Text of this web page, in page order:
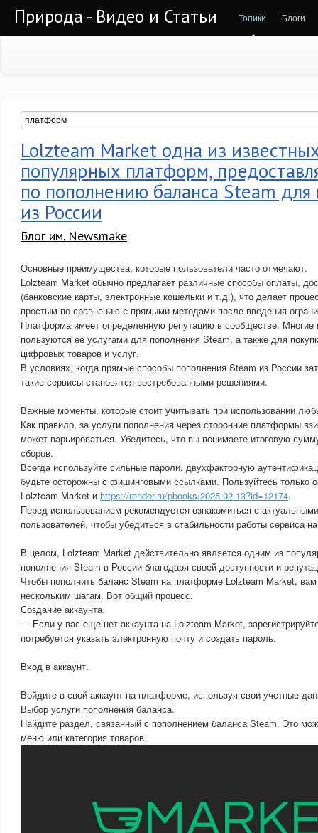
Природа - Видео и Статьи Топики Блоги
Lolzteam Market одна из
популярных платформ,
по пополнению баланса Steam для
из России
Блог им. Newsmake
Основные преимущества, которые пользователи часто отмечают.
Lolzteam Market обычно предлагает различные способы оплаты,
(банковские карты, электронные кошельки и т.д.), что делает
простым по сравнению с прямыми методами после введения
Платформа имеет определенную репутацию в сообществе. Многие
пользуются ее услугами для пополнения Steam, а также для
цифровых товаров и услуг.
В условиях, когда прямые способы пополнения Steam из России
такие сервисы становятся востребованными решениями.
Важные моменты, которые стоит учитывать при использовании
Как правило, за услуги пополнения через сторонние платформы
может варьироваться. Убедитесь, что вы понимаете итоговую
сборов.
Всегда используйте сильные пароли, двухфакторную
будьте осторожны с фишинговыми ссылками. Пользуйтесь только
Lolzteam Market и https://render.ru/pbooks/2025-02-13?id=12174.
Перед использованием рекомендуется ознакомиться с
пользователей, чтобы убедиться в стабильности работы сервиса
В целом, Lolzteam Market действительно является одним из
пополнения Steam в России благодаря своей доступности и
Чтобы пополнить баланс Steam на платформе Lolzteam Market,
нескольким шагам. Вот общий процесс.
Создание аккаунта.
— Если у вас еще нет аккаунта на Lolzteam Market,
потребуется указать электронную почту и создать пароль.
Вход в аккаунт.
Войдите в свой аккаунт на платформе, используя свои учетные
Выбор услуги пополнения баланса.
Найдите раздел, связанный с пополнением баланса Steam. Это
меню или категория товаров.